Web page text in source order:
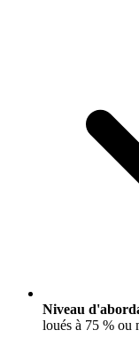
Niveau
loués à 75 %